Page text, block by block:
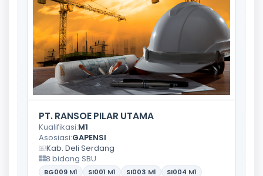
PT. RANSOE PILAR UTAMA
Kualifikasi:M1
Asosiasi:GAPENSI
Kab. Deli Serdang
8 bidang SBU
BG009 M1 SI001 M1 SI003 M1 SI004 M1